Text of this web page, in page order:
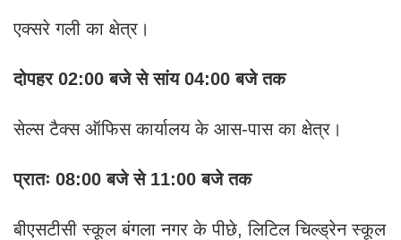
एक्सरे गली का क्षेत्र।
दोपहर 02:00 बजे से सांय 04:00 बजे तक
सेल्स टैक्स ऑफिस कार्यालय के आस-पास का क्षेत्र।
प्रातः 08:00 बजे से 11:00 बजे तक
बीएसटीसी स्कूल बंगला नगर के पीछे, लिटिल चिल्ड्रेन स्कूल